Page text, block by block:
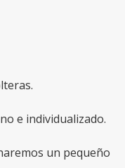
e individualizado.
un pequeño